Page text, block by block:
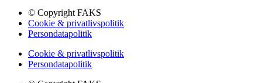
© Copyright FAKS
Cookie & privatlivspolitik
Persondatapolitik
Cookie & privatlivspolitik
Persondatapolitik